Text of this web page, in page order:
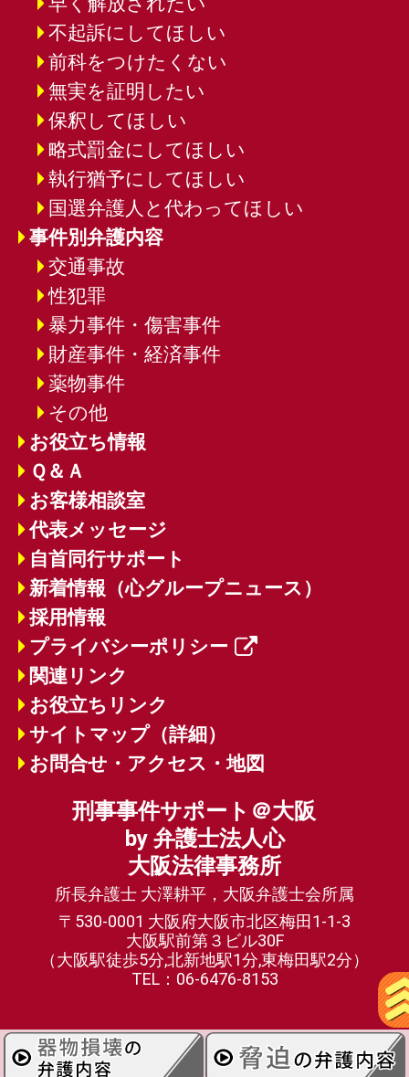
不起訴にしてほしい
前科をつけたくない
無実を証明したい
保釈してほしい
略式罰金にしてほしい
執行猶予にしてほしい
国選弁護人と代わってほしい
事件別弁護内容
交通事故
性犯罪
暴力事件・傷害事件
財産事件・経済事件
薬物事件
その他
お役立ち情報
Ｑ＆Ａ
お客様相談室
代表メッセージ
自首同行サポート
新着情報（心グループニュース）
採用情報
プライバシーポリシー
関連リンク
お役立ちリンク
サイトマップ（詳細）
お問合せ・アクセス・地図
刑事事件サポート＠大阪
by 弁護士法人心
大阪法律事務所
所長弁護士 大澤耕平，大阪弁護士会所属
〒530-0001 大阪府大阪市北区梅田1-1-3
大阪駅前第３ビル30F
（大阪駅徒歩5分,北新地駅1分,東梅田駅2分）
TEL：06-6476-8153